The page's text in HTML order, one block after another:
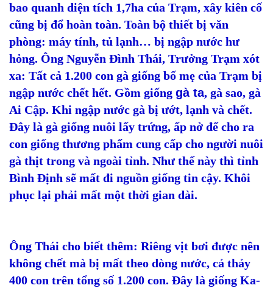
bao quanh diện tích 1,7ha của Trạm, xây kiên cố
cũng bị đổ hoàn toàn. Toàn bộ thiết bị văn
phòng: máy tính, tủ lạnh… bị ngập nước hư
hỏng. Ông Nguyễn Đình Thái, Trưởng Trạm xót
xa: Tất cả 1.200 con gà giống bố mẹ của Trạm bị
ngập nước chết hết. Gồm giống gà ta, gà sao, gà
Ai Cập. Khi ngập nước gà bị ướt, lạnh và chết.
Đây là gà giống nuôi lấy trứng, ấp nở để cho ra
con giống thương phẩm cung cấp cho người nuôi
gà thịt trong và ngoài tỉnh. Như thế này thì tỉnh
Bình Định sẽ mất đi nguồn giống tin cậy. Khôi
phục lại phải mất một thời gian dài.
Ông Thái cho biết thêm: Riêng vịt bơi được nên
không chết mà bị mất theo dòng nước, cả thảy
400 con trên tổng số 1.200 con. Đây là giống Ka-